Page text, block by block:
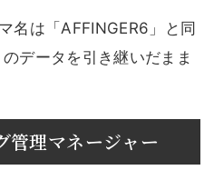
名は「AFFINGER6」と同
データを引き継いだまま
理マネージャー